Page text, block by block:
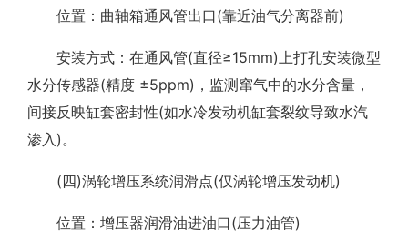
位置：曲轴箱通风管出口(靠近油气分离器前)
安装方式：在通风管(直径≥15mm)上打孔安装微型
水分传感器(精度 ±5ppm)，监测窜气中的水分含量，
间接反映缸套密封性(如水冷发动机缸套裂纹导致水汽
渗入)。
(四)涡轮增压系统润滑点(仅涡轮增压发动机)
位置：增压器润滑油进油口(压力油管)